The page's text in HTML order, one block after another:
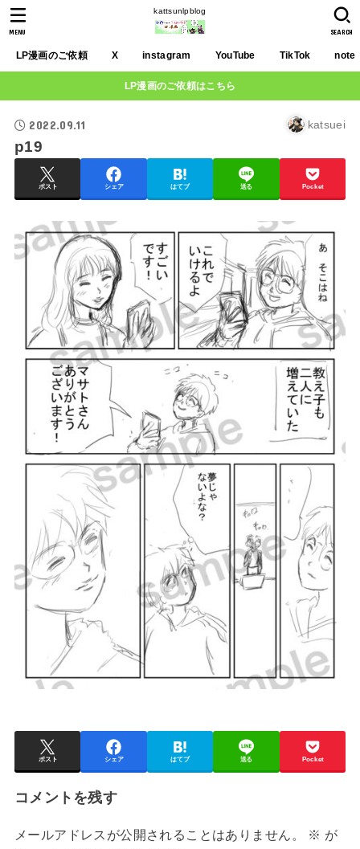
kattsunlpblog
LP漫画のご依頼 X instagram YouTube TikTok note
SEARCH
MENU
LP漫画のご依頼はこちら
2022.09.11 katsuei
p19
ポスト シェア はてブ 送る Pocket
ポスト シェア はてブ 送る Pocket
コメントを残す
メールアドレスが公開されることはありません。 ※ が